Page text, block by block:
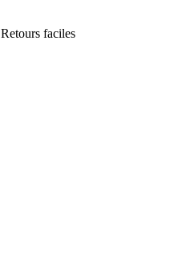
Retours faciles